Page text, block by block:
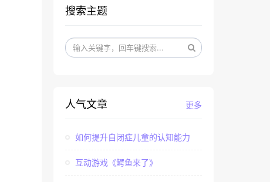
搜索主题
更多
人气文章
如何提升自闭症儿童的认知能力
互动游戏《鳄鱼来了》